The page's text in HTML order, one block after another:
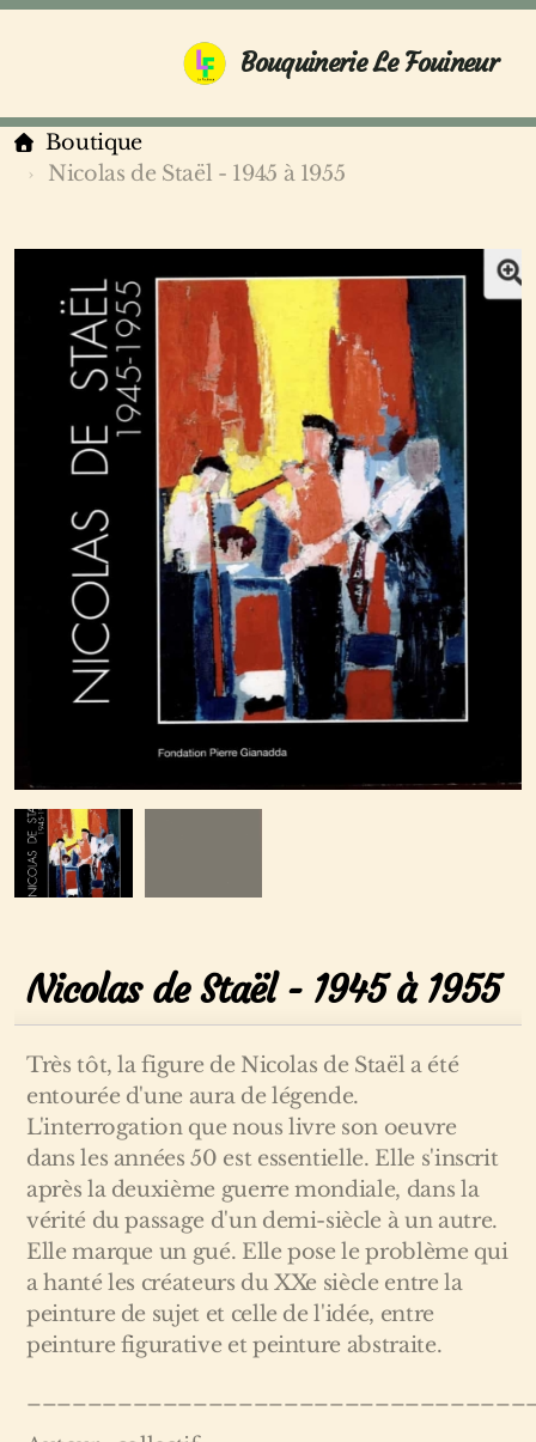
Bouquinerie Le Fouineur
Boutique
Nicolas de Staël - 1945 à 1955
Nicolas de Staël - 1945 à 1955
Très tôt, la figure de Nicolas de Staël a été
entourée d'une aura de légende.
L'interrogation que nous livre son oeuvre
dans les années 50 est essentielle. Elle s'inscrit
après la deuxième guerre mondiale, dans la
vérité du passage d'un demi-siècle à un autre.
Elle marque un gué. Elle pose le problème qui
a hanté les créateurs du XXe siècle entre la
peinture de sujet et celle de l'idée, entre
peinture figurative et peinture abstraite.